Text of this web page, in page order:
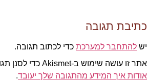
כתיבת תגובה
יש להתחבר למערכת כדי לכתוב תגובה.
אתר זו עושה שימוש ב-Akismet כדי לסנן תגובות זבל.
אודות איך המידע מהתגובה שלך יעובד.